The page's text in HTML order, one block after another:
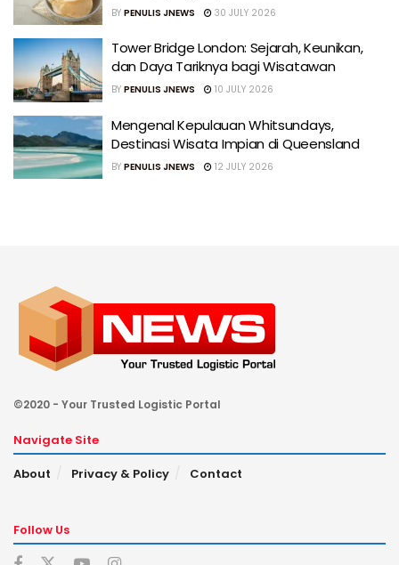
BY PENULIS JNEWS 30 JULY 2026
Tower Bridge London: Sejarah, Keunikan,
dan Daya Tariknya bagi Wisatawan
BY PENULIS JNEWS 10 JULY 2026
Mengenal Kepulauan Whitsundays,
Destinasi Wisata Impian di Queensland
BY PENULIS JNEWS 12 JULY 2026
©2020 - Your Trusted Logistic Portal
Navigate Site
About
Privacy & Policy Contact
Follow Us